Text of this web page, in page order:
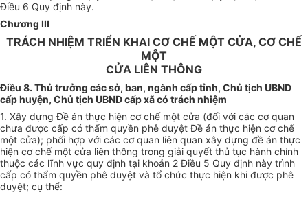
Điều 6 Quy định này.
Chương III
TRÁCH NHIỆM TRIỂN KHAI CƠ CHẾ MỘT CỬA, CƠ CHẾ
MỘT
CỬA LIÊN THÔNG
Điều 8. Thủ trưởng các sở, ban, ngành cấp tỉnh, Chủ tịch UBND
cấp huyện, Chủ tịch UBND cấp xã có trách nhiệm
1. Xây dựng Đề án thực hiện cơ chế một cửa (đối với các cơ quan
chưa được cấp có thẩm quyền phê duyệt Đề án thực hiện cơ chế
một cửa); phối hợp với các cơ quan liên quan xây dựng đề án thực
hiện cơ chế một cửa liên thông trong giải quyết thủ tục hành chính
thuộc các lĩnh vực quy định tại khoản 2 Điều 5 Quy định này trình
cấp có thẩm quyền phê duyệt và tổ chức thực hiện khi được phê
duyệt; cụ thể: